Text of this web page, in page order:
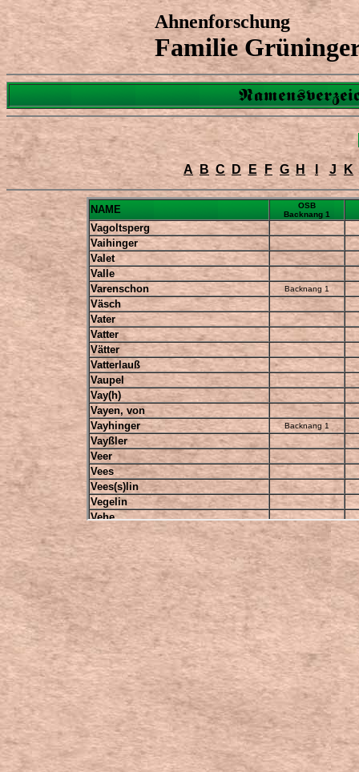
Ahnenforschung
Familie
A B C D E F G H I J K